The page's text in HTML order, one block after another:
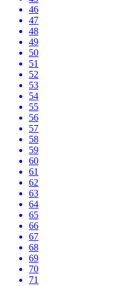
46
47
48
49
50
51
52
53
54
55
56
57
58
59
60
61
62
63
64
65
66
67
68
69
70
71